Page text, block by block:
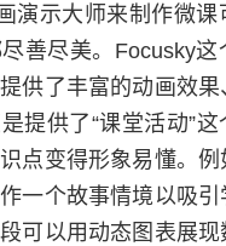
演示大师来制作微课
善尽美。Focusky这
供了丰富的动画效
提供了“课堂活动”
点变得形象易懂。
一个故事情境以吸引
可以用动态图表展现